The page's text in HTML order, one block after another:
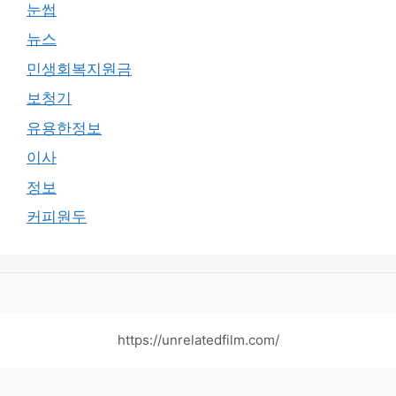
눈썹
뉴스
민생회복지원금
보청기
유용한정보
이사
정보
커피원두
https://unrelatedfilm.com/